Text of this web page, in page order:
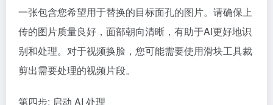
一张包含您希望用于替换的目标面孔的图片。请确保上
传的图片质量良好，面部朝向清晰，有助于AI更好地识
别和处理。对于视频换脸，您可能需要使用滑块工具裁
剪出需要处理的视频片段。
第四步: 启动 AI 处理